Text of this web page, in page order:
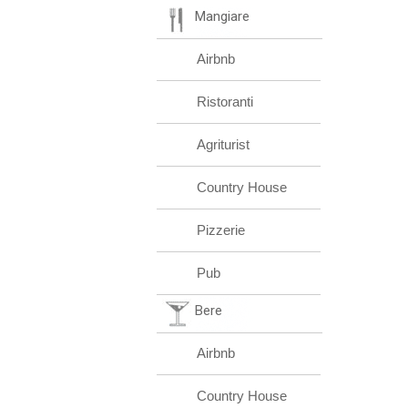
Mangiare
Airbnb
Ristoranti
Agriturist
Country House
Pizzerie
Pub
Bere
Airbnb
Country House